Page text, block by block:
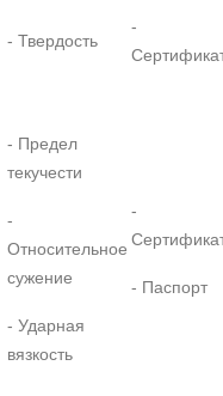
- Твердость
-
- Предел
текучести
-
Относительное
сужение
- Ударная
вязкость
-
- Паспорт